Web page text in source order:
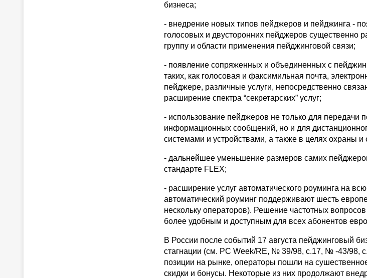
бизнеса;
- внедрение новых типов пейджеров и пейджинга -
голосовых и двусторонних пейджеров существенно
группу и области применения пейджинговой связи;
- появление сопряженных и объединенных с
таких, как голосовая и факсимильная почта,
пейджере, различные услуги, непосредственно
расширение спектра “секретарских” услуг;
- использование пейджеров не только для передачи
информационных сообщений, но и для
системами и устройствами, а также в целях охраны и
- дальнейшее уменьшение размеров самих
стандарте FLEX;
- расширение услуг автоматического роуминга на
автоматический роуминг поддерживают шесть
нескольку операторов). Решение частотных
более удобным и доступным для всех абонентов
В России после событий 17 августа пейджинговый
стагнации (см. PC Week/RE, № 39/98, с.17, № -43/98,
позиции на рынке, операторы пошли на
скидки и бонусы. Некоторые из них продолжают